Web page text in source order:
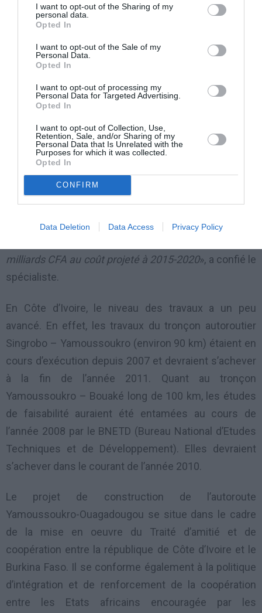
I want to opt-out of the Sharing of my
personal data.
Opted In
I want to opt-out of the Sale of my
Personal Data.
Opted In
I want to opt-out of processing my
Personal Data for Targeted Advertising.
Opted In
I want to opt-out of Collection, Use,
Retention, Sale, and/or Sharing of my
Personal Data that Is Unrelated with the
Purposes for which it was collected.
Opted In
CONFIRM
Data Deletion Data Access Privacy Policy
travaux de construction. En définitive, c’est à l’horizon
2020-2022 qu’on pourrait disposer peut-être, de
Ouagadougou, si tout se passe normalement. Après
partie qui part de Bobo-Dioulasso à la frontière
ivoirienne».
Le coût kilométrique d’une autoroute devrait tourner
autour de 2 milliards CFA le km.
Pour les 400 km entre Ouagadougou et Bobo-
Dioulasso on se retrouve avec 800 milliards CFA. Et il
va rester les 200 km qui séparent Bobo-Dioulasso de
milliards CFA au coût projeté à 2015-2020», a confié le
spécialiste.
En Côte d’Ivoire, le niveau des travaux a un peu
avancé. En effet, les travaux du tronçon autoroutier
Singrobo – Yamoussoukro (environ 90 km) étaient en
cours d’exécution depuis 2007 et devraient s’achever
à la fin de l’année 2011. Quant au tronçon
Yamoussoukro – Bouaké long de 100 km, les études
de faisabilité auraient été entamées au cours de
l’année 2008 par le BNETD (Bureau National d’Etudes
Techniques et de Développement). Elles devraient
s’achever dans le courant de l’année 2010.
Le projet de construction de l’autoroute
Yamoussoukro-Ouagadougou se situe dans le cadre
de la mise en oeuvre du Traité d’amitié et de
coopération entre la république de Côte d’Ivoire et le
Burkina Faso. Il se conforme également à la politique
d’intégration et de renforcement de la coopération
entre les Etats africains encouragée par les